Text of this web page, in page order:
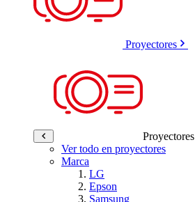
Proyectores
Proyectores
Ver todo en proyectores
Marca
LG
Epson
Samsung